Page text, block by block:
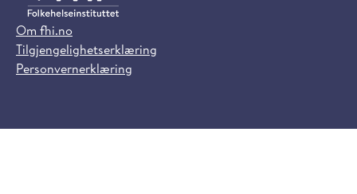
Om fhi.no
Tilgjengelighetserklæring
Personvernerklæring